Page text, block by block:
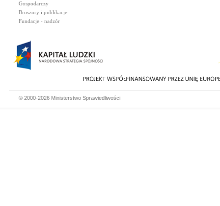
Gospodarczy
Broszury i publikacje
Fundacje - nadzór
© 2000-2026 Ministerstwo Sprawiedliwości